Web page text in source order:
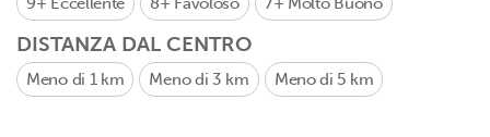
DISTANZA DAL CENTRO
Meno di 1 km Meno di 3 km Meno di 5 km